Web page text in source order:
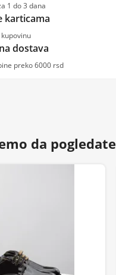
1 do 3 dana
karticama
dostava
preko 6000 rsd
da pogledate